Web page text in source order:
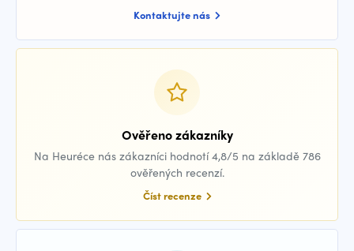
Kontaktujte nás
Ověřeno zákazníky
Na Heuréce nás zákazníci hodnotí 4,8/5 na základě 786
ověřených recenzí.
Číst recenze